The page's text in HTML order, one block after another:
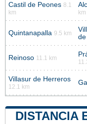
Castil de Peones 8.1
km
km
Quintanapalla 9.5 km
de
Reinoso 11.1 km
Villasur de Herreros
12.1 km
DISTANCIA